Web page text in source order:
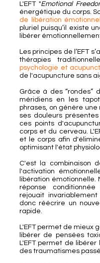
L'EFT "Emotional
énergétique du corps.
de libération
pluriel puisqu’il existe
libérer
Les principes de l’EFT
thérapies
psychologie et
de l'acupuncture sans
Grâce à des “rondes”
méridiens en les
phrases, on génère
ses douleurs
ces points
corps et du cerveau.
et le corps afin
optimisant l'état
C'est la combinaison
l'activation
libération émotionnelle.
réponse
rejouait
donc réécrire un
rapide.
L'EFT permet de mieux
libérer de pensées
L'EFT permet de
des traumatismes